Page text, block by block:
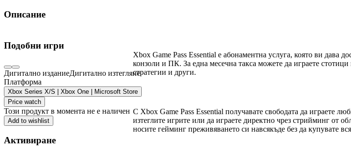
Описание
Xbox Game Pass Essential е абонаментна услуга, която ви дава
конзоли и ПК. За една месечна такса можете да играете
стратегии и други.
Играйте навсякъде и по всяко време
С Xbox Game Pass Essential получавате свободата да играете
изтеглите игрите или да играете директно чрез стрийминг от
носите гейминг преживяването си навсякъде без да купувате
Подобни игри
Дигитално изданиеДигитално изтегляне
Платформа
Xbox Series X/S | Xbox One | Microsoft Store
Price watch
Този продукт в момента не е наличен
Add to wishlist
Активиране